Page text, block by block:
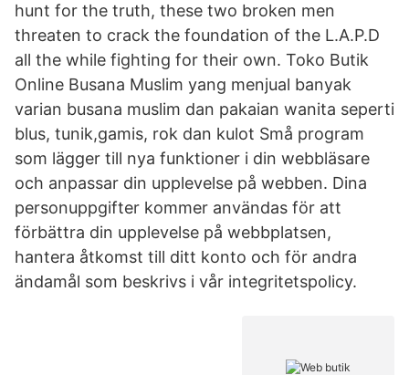
hunt for the truth, these two broken men
threaten to crack the foundation of the L.A.P.D
all the while fighting for their own. Toko Butik
Online Busana Muslim yang menjual banyak
varian busana muslim dan pakaian wanita seperti
blus, tunik,gamis, rok dan kulot Små program
som lägger till nya funktioner i din webbläsare
och anpassar din upplevelse på webben. Dina
personuppgifter kommer användas för att
förbättra din upplevelse på webbplatsen,
hantera åtkomst till ditt konto och för andra
ändamål som beskrivs i vår integritetspolicy.